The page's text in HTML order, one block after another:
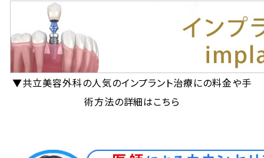
▼共立美容外科の人気のインプラント治療にの料金や手
術方法の詳細はこちら